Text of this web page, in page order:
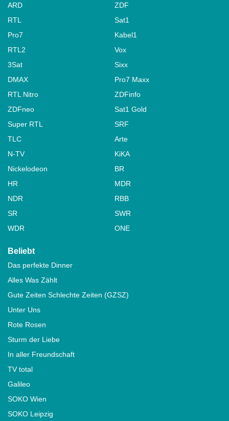
ARD
ZDF
RTL
Sat1
Pro7
Kabel1
RTL2
Vox
3Sat
Sixx
DMAX
Pro7 Maxx
RTL Nitro
ZDFinfo
ZDFneo
Sat1 Gold
Super RTL
SRF
TLC
Arte
N-TV
KiKA
Nickelodeon
BR
HR
MDR
NDR
RBB
SR
SWR
WDR
ONE
Beliebt
Das perfekte Dinner
Alles Was Zählt
Gute Zeiten Schlechte Zeiten (GZSZ)
Unter Uns
Rote Rosen
Sturm der Liebe
In aller Freundschaft
TV total
Galileo
SOKO Wien
SOKO Leipzig